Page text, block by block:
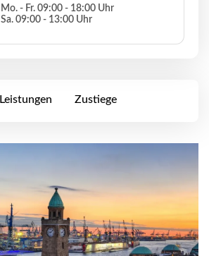
Leistungen Zustiege
Mo. - Fr. 09:00 - 18:00 Uhr
Sa. 09:00 - 13:00 Uhr